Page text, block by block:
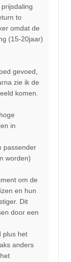
to
omdat de
(15-20jaar)
gevoed,
zie ik de
komen.
in
passender
worden)
om de
en hun
Dit
door een
plus het
anders